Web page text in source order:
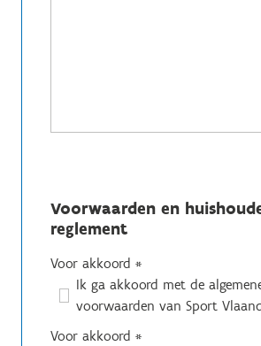
Voorwaarden en
reglement
Voor akkoord *
Ik ga akkoord met de
voorwaarden van Sport
Voor akkoord *